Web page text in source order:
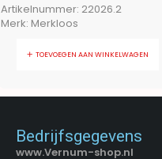
Artikelnummer: 22026.2
Merk: Merkloos
TOEVOEGEN AAN WINKELWAGEN
Bedrijfsgegevens
www.Vernum-shop.nl